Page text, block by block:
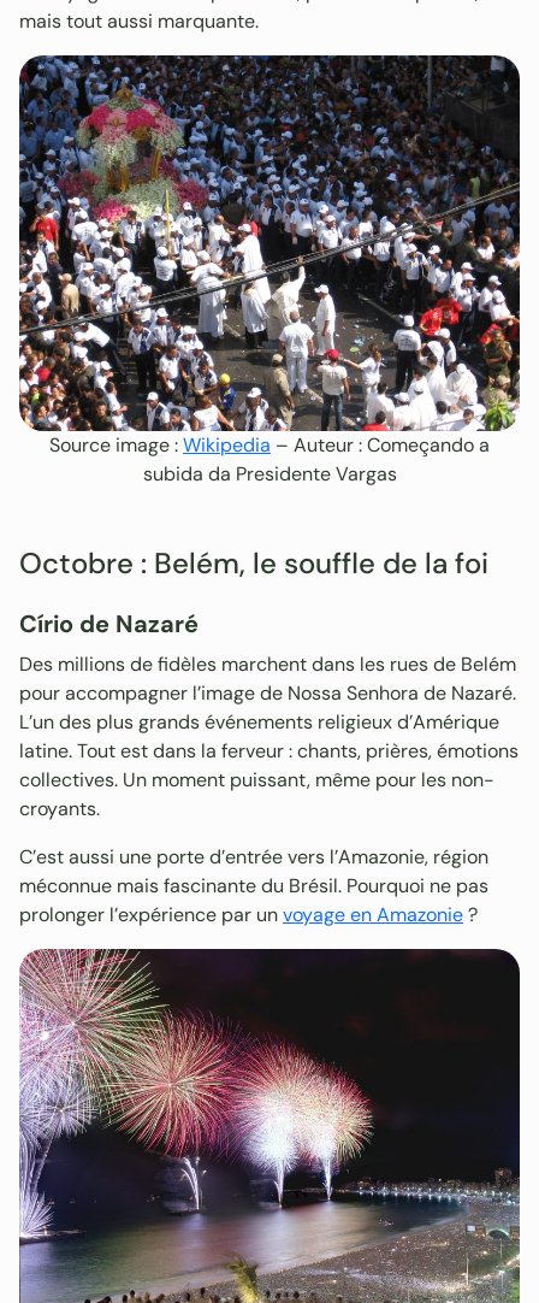
mais tout aussi marquante.
Source image :Wikipedia – Auteur : Começando a
subida da Presidente Vargas
Octobre : Belém, le souffle de la foi
Círio de Nazaré
Des millions de fidèles marchent dans les rues de Belém
pour accompagner l’image de Nossa Senhora de Nazaré.
L’un des plus grands événements religieux d’Amérique
latine. Tout est dans la ferveur : chants, prières, émotions
collectives. Un moment puissant, même pour les non-
croyants.
C’est aussi une porte d’entrée vers l’Amazonie, région
méconnue mais fascinante du Brésil. Pourquoi ne pas
prolonger l’expérience par unvoyage en Amazonie?